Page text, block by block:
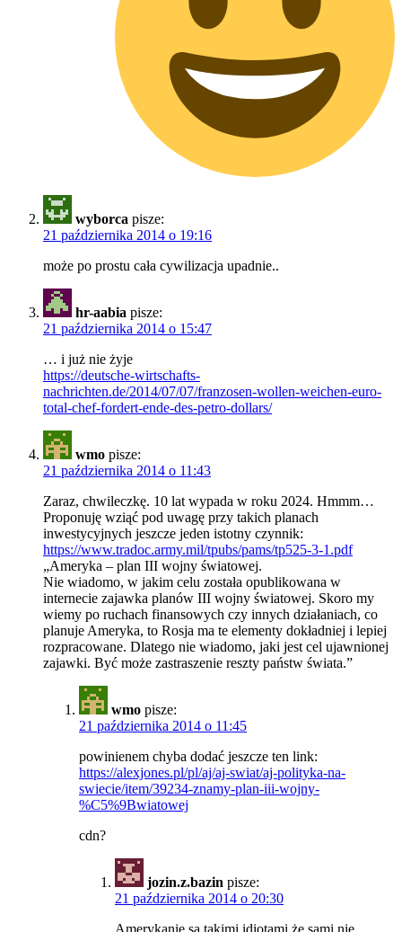
wyborca pisze:
21 października 2014 o 19:16
może po prostu cała cywilizacja upadnie..
hr-aabia pisze:
21 października 2014 o 15:47
… i już nie żyje
https://deutsche-wirtschafts-
nachrichten.de/2014/07/07/franzosen-wollen-weichen-euro-
total-chef-fordert-ende-des-petro-dollars/
wmo pisze:
21 października 2014 o 11:43
Zaraz, chwileczkę. 10 lat wypada w roku 2024. Hmmm…
Proponuję wziąć pod uwagę przy takich planach
inwestycyjnych jeszcze jeden istotny czynnik:
https://www.tradoc.army.mil/tpubs/pams/tp525-3-1.pdf
„Ameryka – plan III wojny światowej.
Nie wiadomo, w jakim celu została opublikowana w
internecie zajawka planów III wojny światowej. Skoro my
wiemy po ruchach finansowych czy innych działaniach, co
planuje Ameryka, to Rosja ma te elementy dokładniej i lepiej
rozpracowane. Dlatego nie wiadomo, jaki jest cel ujawnionej
zajawki. Być może zastraszenie reszty państw świata.”
wmo pisze:
21 października 2014 o 11:45
powinienem chyba dodać jeszcze ten link:
https://alexjones.pl/pl/aj/aj-swiat/aj-polityka-na-
swiecie/item/39234-znamy-plan-iii-wojny-
%C5%9Bwiatowej
cdn?
jozin.z.bazin pisze:
21 października 2014 o 20:30